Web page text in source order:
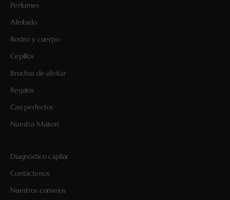
Perfumes
Afeitado
Rostro y cuerpo
Cepillos
Brochas de afeitar
Regalos
Casi perfectos
Nuestra Maison
Diagnóstico capilar
Contáctenos
Nuestros consejos